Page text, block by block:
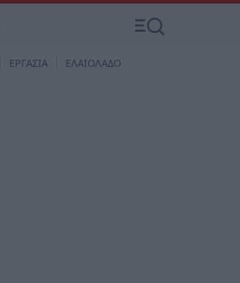
ΕΡΓΑΣΙΑ ΕΛΑΙΟΛΑΔΟ